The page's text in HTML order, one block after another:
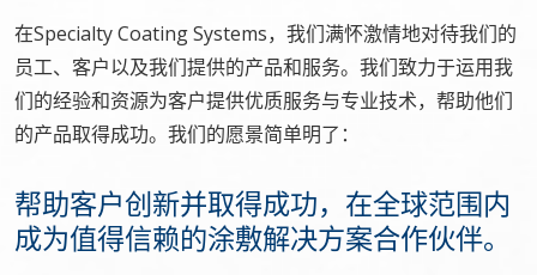
在Specialty Coating Systems，我们满怀激情地对待我们的
员工、客户以及我们提供的产品和服务。我们致力于运用我
们的经验和资源为客户提供优质服务与专业技术，帮助他们
的产品取得成功。我们的愿景简单明了：
帮助客户创新并取得成功，在全球范围内
成为值得信赖的涂敷解决方案合作伙伴。